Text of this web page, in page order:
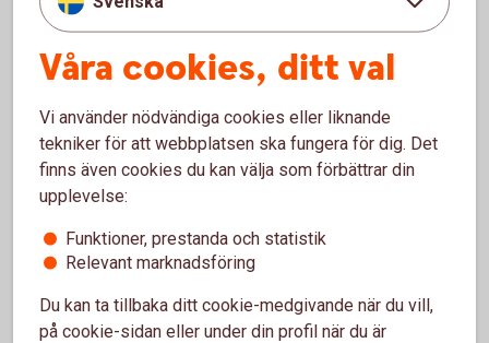
Var ute i god tid
När ni vill ansöka om någon av dessa garantier –
ansökan till EKN med en beskrivning av exporten
eller exportanknytningen. Därefter bedömer EKN
risken i affären och ger en offert.
Frågor och svar om EKN
Våra cookies, ditt val
Vi använder nödvändiga cookies eller liknande
tekniker för att webbplatsen ska fungera för dig. Det
finns även cookies du kan välja som förbättrar din
upplevelse:
Funktioner, prestanda och statistik
Relevant marknadsföring
Du kan ta tillbaka ditt cookie-medgivande när du vill,
på cookie-sidan eller under din profil när du är